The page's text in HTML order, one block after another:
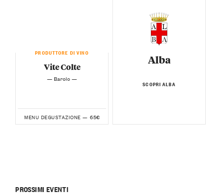
PRODUTTORE DI VINO
Vite Colte
— Barolo —
MENU DEGUSTAZIONE — 65€
Alba
SCOPRI ALBA
PROSSIMI EVENTI